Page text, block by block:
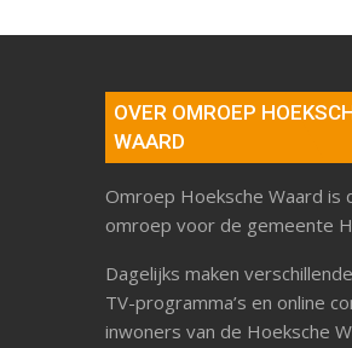
OVER OMROEP
WAARD
Omroep Hoeksche Waard is
omroep voor de gemeente
Dagelijks maken
TV-programma’s en online
inwoners van de Hoeksche